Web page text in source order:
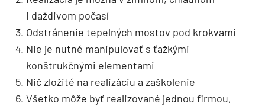
i daždivom počasí
Odstránenie tepelných mostov pod krokvami
Nie je nutné manipulovať s ťažkými
konštrukčnými elementami
Nič zložité na realizáciu a zaškolenie
Všetko môže byť realizované jednou firmou,